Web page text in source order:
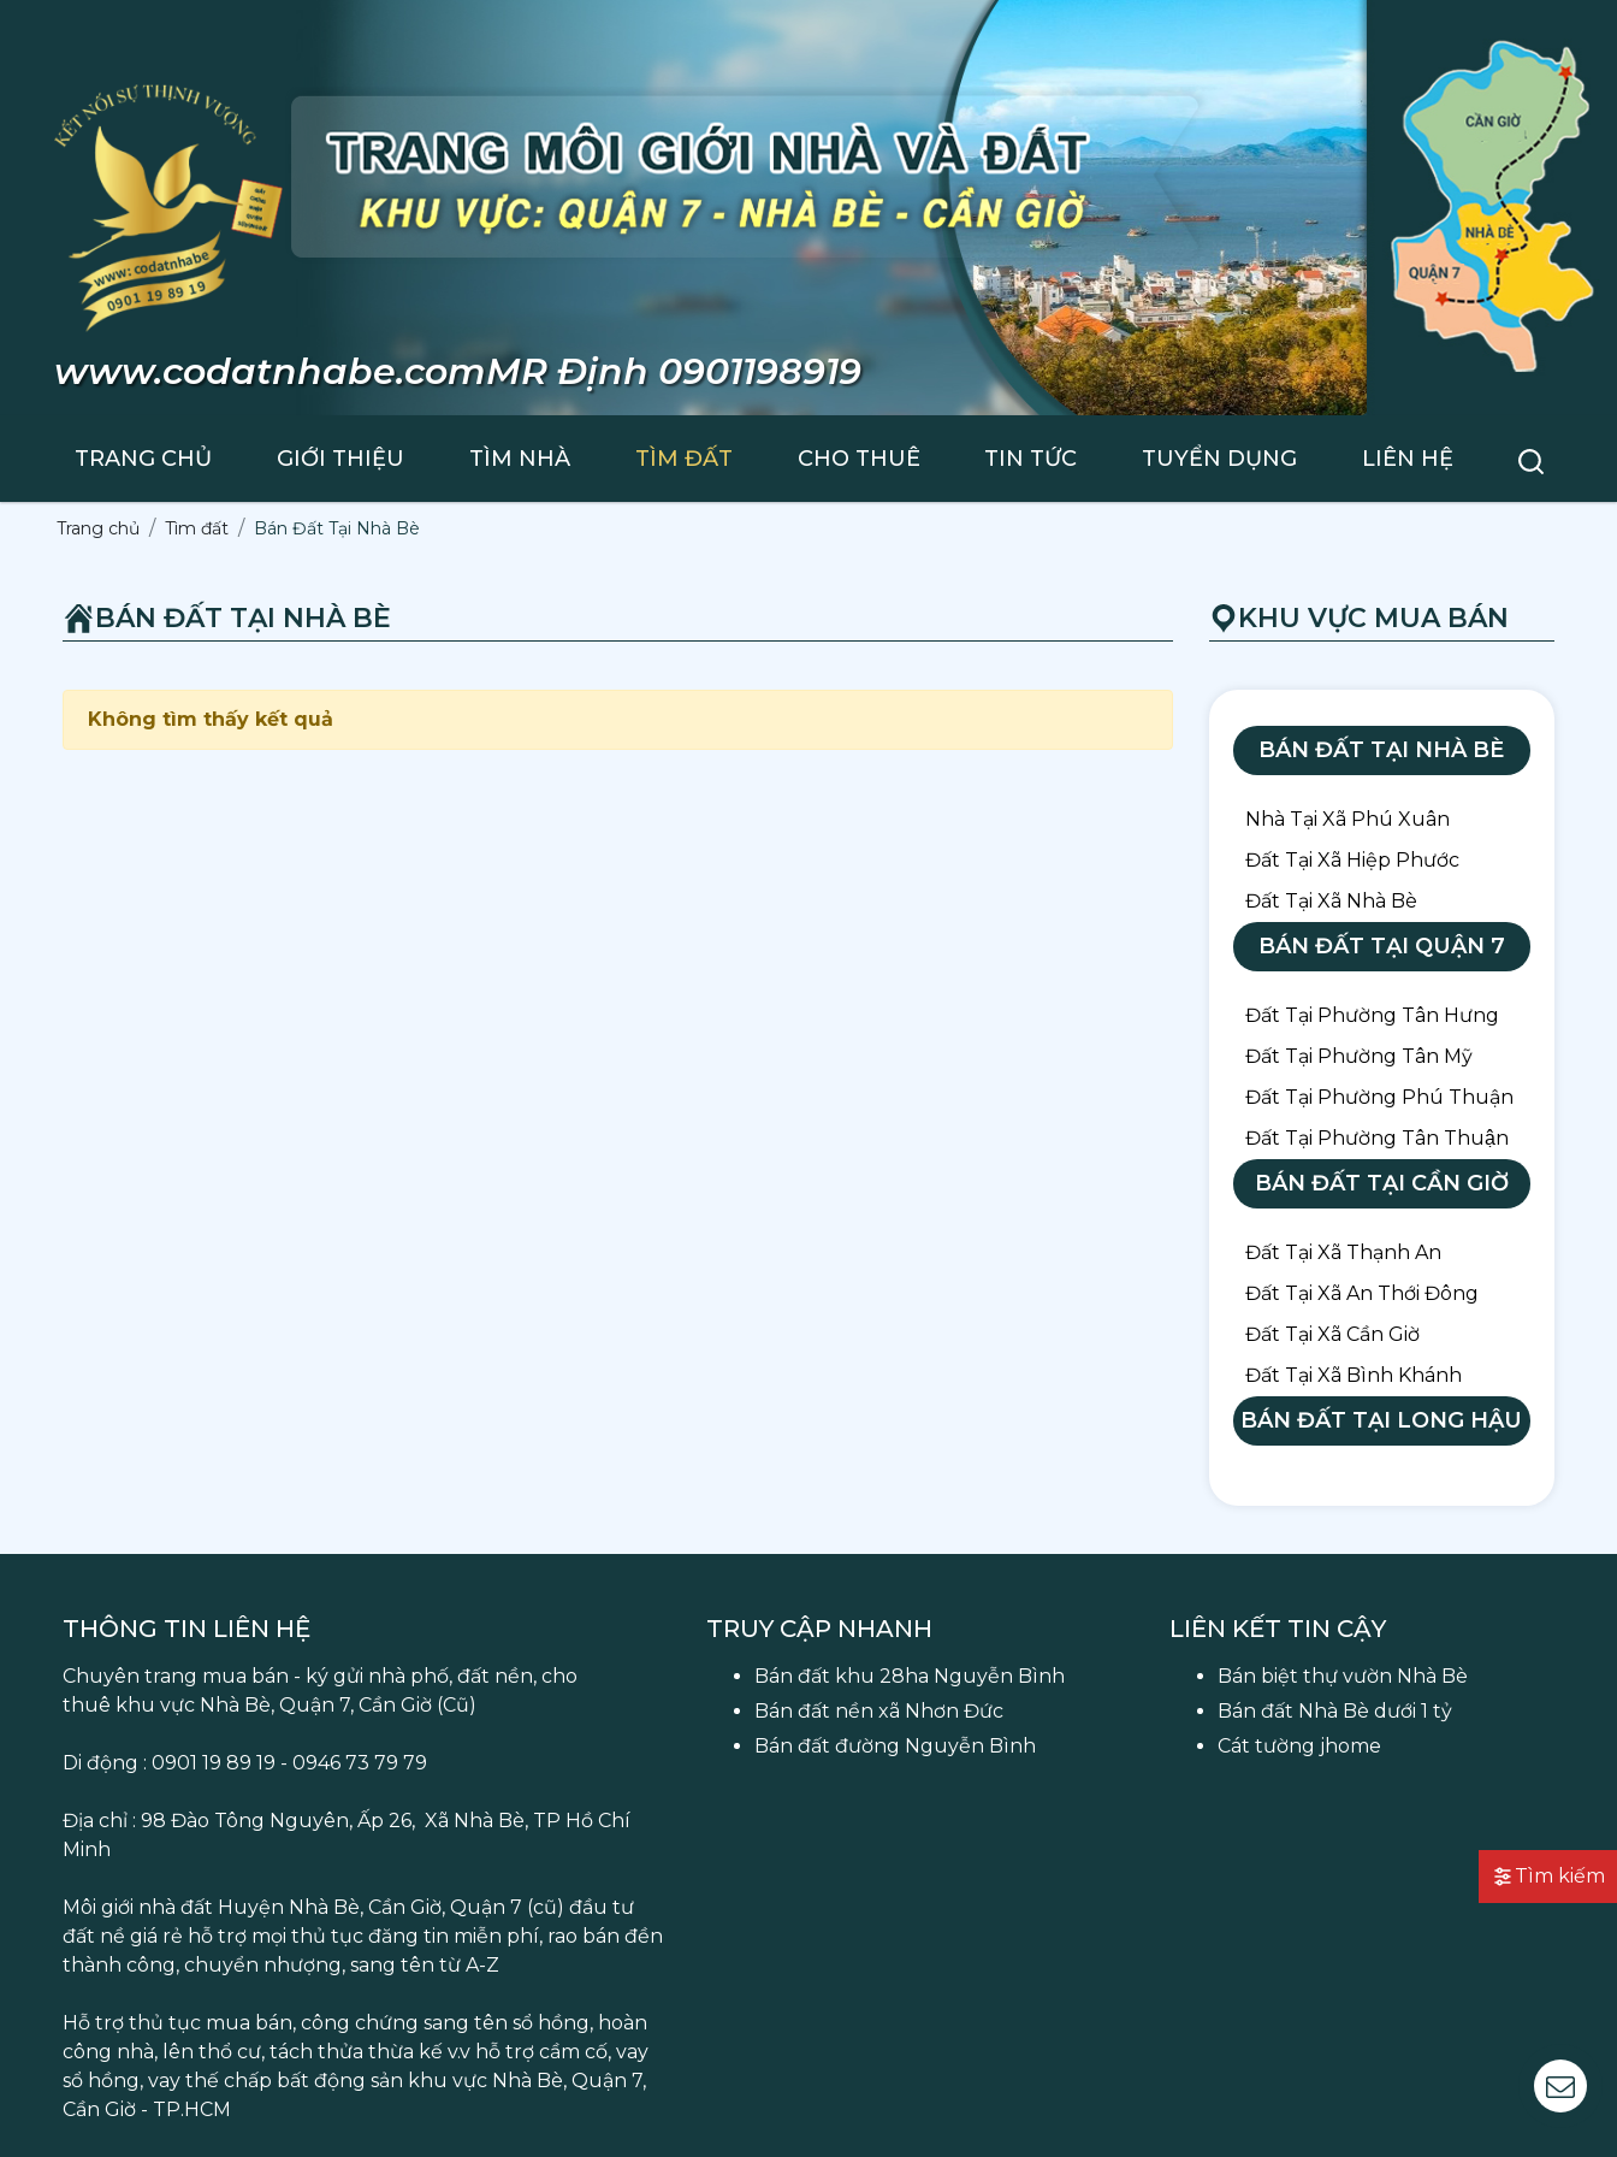
Tìm kiếm
www.codatnhabe.comMR Định 0901198919
TRANG CHỦ GIỚI THIỆU TÌM NHÀ TÌM ĐẤT CHO THUÊ TIN TỨC TUYỂN DỤNG LIÊN HỆ
Trang chủ Tìm đất Bán Đất Tại Nhà Bè
BÁN ĐẤT TẠI NHÀ BÈ
Không tìm thấy kết quả
KHU VỰC MUA BÁN
BÁN ĐẤT TẠI NHÀ BÈ
Nhà Tại Xã Phú Xuân
Đất Tại Xã Hiệp Phước
Đất Tại Xã Nhà Bè
BÁN ĐẤT TẠI QUẬN 7
Đất Tại Phường Tân Hưng
Đất Tại Phường Tân Mỹ
Đất Tại Phường Phú Thuận
Đất Tại Phường Tân Thuận
BÁN ĐẤT TẠI CẦN GIỜ
Đất Tại Xã Thạnh An
Đất Tại Xã An Thới Đông
Đất Tại Xã Cần Giờ
Đất Tại Xã Bình Khánh
BÁN ĐẤT TẠI LONG HẬU
THÔNG TIN LIÊN HỆ
Chuyên trang mua bán - ký gửi nhà phố, đất nền, cho
thuê khu vực Nhà Bè, Quận 7, Cần Giờ (Cũ)
Di động : 0901 19 89 19 - 0946 73 79 79
Địa chỉ : 98 Đào Tông Nguyên, Ấp 26, Xã Nhà Bè, TP Hồ Chí
Minh
Môi giới nhà đất Huyện Nhà Bè, Cần Giờ, Quận 7 (cũ) đầu tư
đất nề giá rẻ hỗ trợ mọi thủ tục đăng tin miễn phí, rao bán đền
thành công, chuyển nhượng, sang tên từ A-Z
Hỗ trợ thủ tục mua bán, công chứng sang tên sổ hồng, hoàn
công nhà, lên thổ cư, tách thửa thừa kế v.v hỗ trợ cầm cố, vay
sổ hồng, vay thế chấp bất động sản khu vực Nhà Bè, Quận 7,
Cần Giờ - TP.HCM
TRUY CẬP NHANH
Bán đất khu 28ha Nguyễn Bình
Bán đất nền xã Nhơn Đức
Bán đất đường Nguyễn Bình
LIÊN KẾT TIN CẬY
Bán biệt thự vườn Nhà Bè
Bán đất Nhà Bè dưới 1 tỷ
Cát tường jhome